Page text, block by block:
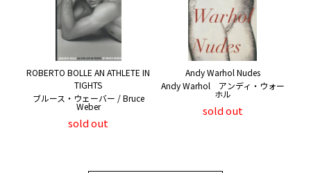
ROBERTO BOLLE AN ATHLETE IN
TIGHTS
ブルース・ウェーバー / Bruce
Weber
sold out
Andy Warhol Nudes
Andy Warhol アンディ・ウォー
ホル
sold out